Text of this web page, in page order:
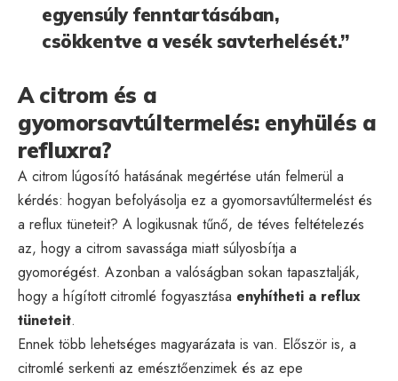
egyensúly fenntartásában,
csökkentve a vesék savterhelését.”
A citrom és a
gyomorsavtúltermelés: enyhülés a
refluxra?
A citrom lúgosító hatásának megértése után felmerül a
kérdés: hogyan befolyásolja ez a gyomorsavtúltermelést és
a reflux tüneteit? A logikusnak tűnő, de téves feltételezés
az, hogy a citrom savassága miatt súlyosbítja a
gyomorégést. Azonban a valóságban sokan tapasztalják,
hogy a hígított citromlé fogyasztása enyhítheti a reflux
tüneteit.
Ennek több lehetséges magyarázata is van. Először is, a
citromlé serkenti az emésztőenzimek és az epe